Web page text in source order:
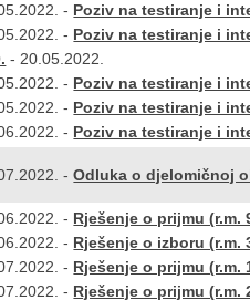
- Poziv na testiranje i
- Poziv na testiranje i
- 20.05.2022.
- Poziv na testiranje i
- Poziv na testiranje i
- Poziv na testiranje i
-Odluka o djelomičnoj
- Rješenje o prijmu (r.m.
- Rješenje o izboru (r.m.
- Rješenje o prijmu (r.m.
- Rješenje o prijmu (r.m.